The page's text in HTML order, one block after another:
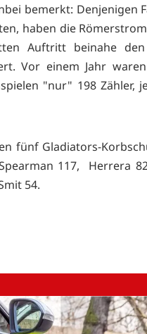
bemerkt: Denjenigen
haben die
Auftritt beinahe
Vor einem Jahr
"nur" 198 Zähler,
fünf Gladiators-
117, Herrera
54.